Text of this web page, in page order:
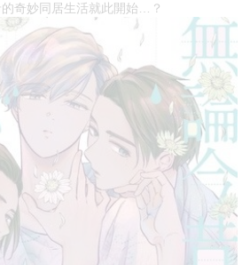
奇妙同居生活就此開始…？